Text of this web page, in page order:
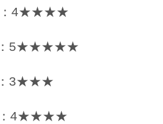
：4★★★★
5★★★★★
3★★★
：4★★★★